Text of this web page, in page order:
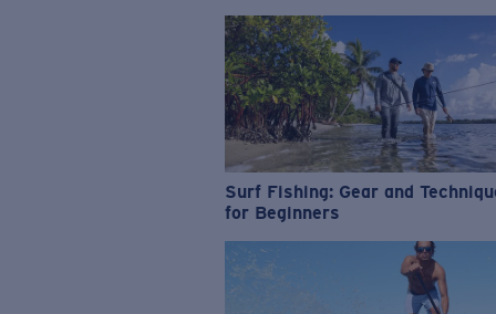
Surf Fishing: Gear and
for Beginners